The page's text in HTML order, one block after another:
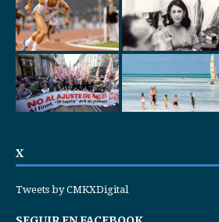
X
Tweets by CMKXDigital